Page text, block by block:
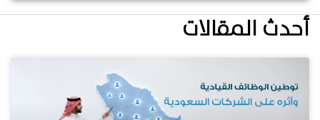
أحدث المقالات